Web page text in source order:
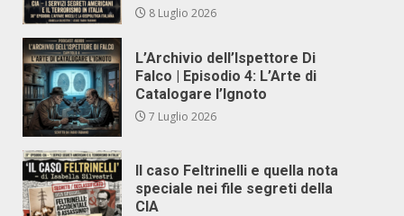
8 Luglio 2026
L’Archivio dell’Ispettore Di
Falco | Episodio 4: L’Arte di
Catalogare l’Ignoto
7 Luglio 2026
Il caso Feltrinelli e quella nota
speciale nei file segreti della
CIA